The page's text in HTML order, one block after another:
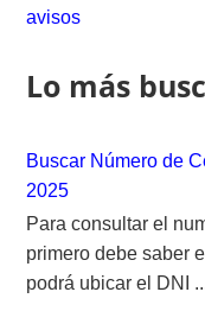
avisos
Lo más
Buscar Número de
2025
Para consultar el
primero debe saber
podrá ubicar el DNI